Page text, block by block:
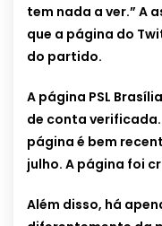
tem nada a ver.” A
que a página do
do partido.
A página PSL
de conta
página é bem
julho. A página foi
Além disso, há